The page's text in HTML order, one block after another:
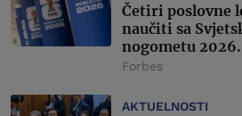
Četiri poslovne
naučiti sa
nogometu 2026.
Forbes
AKTUELNOSTI